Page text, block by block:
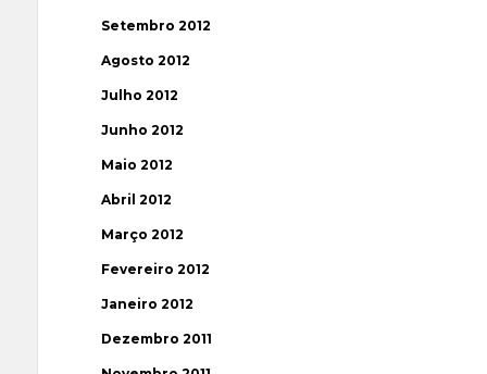
Setembro 2012
Agosto 2012
Julho 2012
Junho 2012
Maio 2012
Abril 2012
Março 2012
Fevereiro 2012
Janeiro 2012
Dezembro 2011